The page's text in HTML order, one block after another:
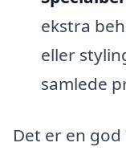
ekstra
eller
samlede
Det er en